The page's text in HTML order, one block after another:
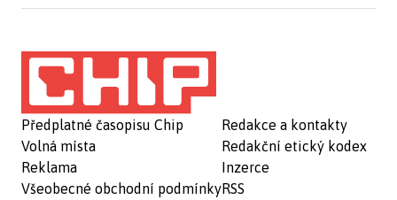
Předplatné časopisu Chip
Volná místa
Reklama
Všeobecné obchodní podmínky
Redakce a kontakty
Redakční etický kodex
Inzerce
RSS